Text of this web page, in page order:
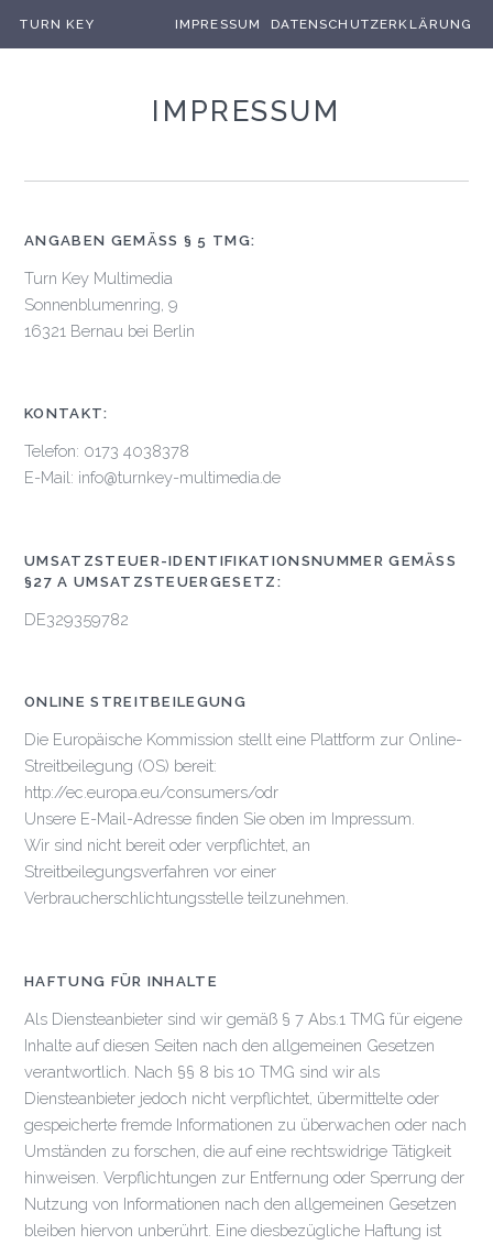
TURN KEY IMPRESSUM DATENSCHUTZERKLÄRUNG
IMPRESSUM
ANGABEN GEMÄSS § 5 TMG:
Turn Key Multimedia
Sonnenblumenring, 9
16321 Bernau bei Berlin
KONTAKT:
Telefon: 0173 4038378
E-Mail: info@turnkey-multimedia.de
UMSATZSTEUER-IDENTIFIKATIONSNUMMER GEMÄSS §
27 A UMSATZSTEUERGESETZ:
DE329359782
ONLINE STREITBEILEGUNG
Die Europäische Kommission stellt eine Plattform zur Online-
Streitbeilegung (OS) bereit:
http://ec.europa.eu/consumers/odr
Unsere E-Mail-Adresse finden Sie oben im Impressum.
Wir sind nicht bereit oder verpflichtet, an
Streitbeilegungsverfahren vor einer
Verbraucherschlichtungsstelle teilzunehmen.
HAFTUNG FÜR INHALTE
Als Diensteanbieter sind wir gemäß § 7 Abs.1 TMG für eigene
Inhalte auf diesen Seiten nach den allgemeinen Gesetzen
verantwortlich. Nach §§ 8 bis 10 TMG sind wir als
Diensteanbieter jedoch nicht verpflichtet, übermittelte oder
gespeicherte fremde Informationen zu überwachen oder nach
Umständen zu forschen, die auf eine rechtswidrige Tätigkeit
hinweisen. Verpflichtungen zur Entfernung oder Sperrung der
Nutzung von Informationen nach den allgemeinen Gesetzen
bleiben hiervon unberührt. Eine diesbezügliche Haftung ist